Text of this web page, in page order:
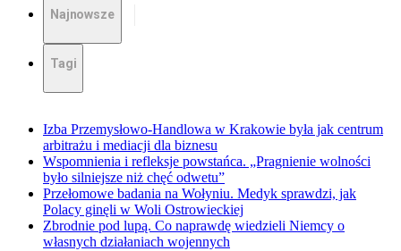
Najnowsze
Tagi
Izba Przemysłowo-Handlowa w Krakowie była jak centrum
arbitrażu i mediacji dla biznesu
Wspomnienia i refleksje powstańca. „Pragnienie wolności
było silniejsze niż chęć odwetu”
Przełomowe badania na Wołyniu. Medyk sprawdzi, jak
Polacy ginęli w Woli Ostrowieckiej
Zbrodnie pod lupą. Co naprawdę wiedzieli Niemcy o
własnych działaniach wojennych